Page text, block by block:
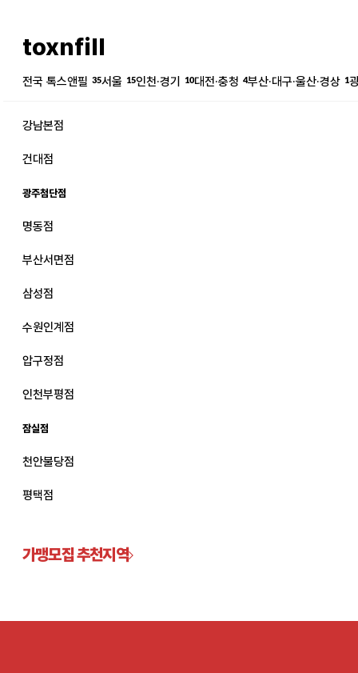
강남본점
관악서울대입구점
광주상무점
광주첨단점
노원점
남자
toxnfill
전국 톡스앤필 35서울 15인천·경기 10대전·충청 4부산·대구·울산·경상 1
강남본점
건대점
광주첨단점
명동점
부산서면점
삼성점
수원인계점
압구정점
인천부평점
잠실점
천안불당점
평택점
가맹모집 추천지역